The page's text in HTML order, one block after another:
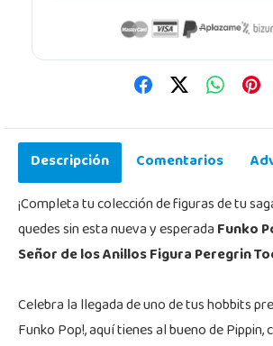
Descripción Comentarios
¡Completa tu colección de figuras de tu
quedes sin esta nueva y esperadaFunko
Señor de los Anillos Figura Peregrin
Celebra la llegada de uno de tus hobbits
Funko Pop!, aquí tienes al bueno de Pippin,